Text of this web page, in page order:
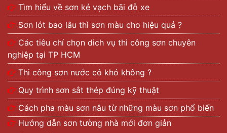
Tìm hiểu về sơn kẻ vạch bãi đỗ xe
Sơn lót bao lâu thì sơn màu cho hiệu quả ?
Các tiêu chí chọn dich vụ thi công sơn chuyên
nghiệp tại TP HCM
Thi công sơn nước có khó không ?
Quy trình sơn sắt thép đúng kỹ thuật
Cách pha màu sơn nâu từ những màu sơn phổ biến
Hướng dẫn sơn tường nhà mới đơn giản